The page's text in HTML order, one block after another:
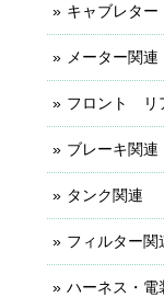
キャブレター
メーター関連
フロント リ
ブレーキ関連
タンク関連
フィルター関
ハーネス・電